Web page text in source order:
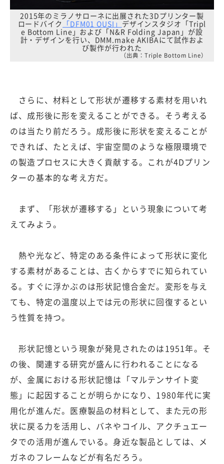
2015年のミラノサローネに出展された3Dプリンター製
ロードバイク 「DFM01 OUSI」 デザインスタジオ「Tripl
e Bottom Line」および「N&R Folding Japan」が設
計・デザインを行い、DMM.make AKIBAにて試作およ
び製作が行われた
（出典：Triple Bottom Line）
さらに、材料として形状が遷移する素材を用いれ
ば、成形後に形を変えることができる。そう考える
のは当たり前だろう。成形後に形状を変えることが
できれば、たとえば、宇宙空間のような極限環境で
の製造プロセスに大きく貢献する。これが4Dプリン
ターの基本的な考え方だ。
まず、「形状が遷移する」という現象について考
えてみよう。
熱や光など、特定のある条件によって形状に変化
する素材があることは、古くからすでに知られてい
る。すぐに浮かぶのは形状記憶合金だ。変形を与え
ても、特定の温度以上では元の形状に回復するとい
う性質を持つ。
形状記憶という現象が発見されたのは1951年。そ
の後、関連する研究が盛んに行われることになる
が、金属における形状記憶は「マルテンサイト変
態」に起因することが明らかになり、1980年代に実
用化が進んだ。医療製品の材料として、また元の形
状に戻る力を活用し、バネやコイル、アクチュエー
タでの活用が進んでいる。身近な製品としては、メ
ガネのフレームなどが有名だろう。